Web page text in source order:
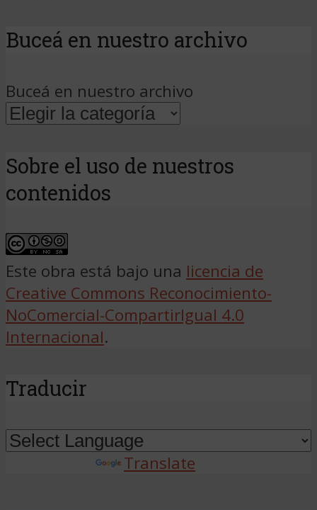
Buceá en nuestro archivo
Buceá en nuestro archivo
Sobre el uso de nuestros
contenidos
Este obra está bajo una licencia de
Creative Commons Reconocimiento-
NoComercial-CompartirIgual 4.0
Internacional.
Traducir
Translate